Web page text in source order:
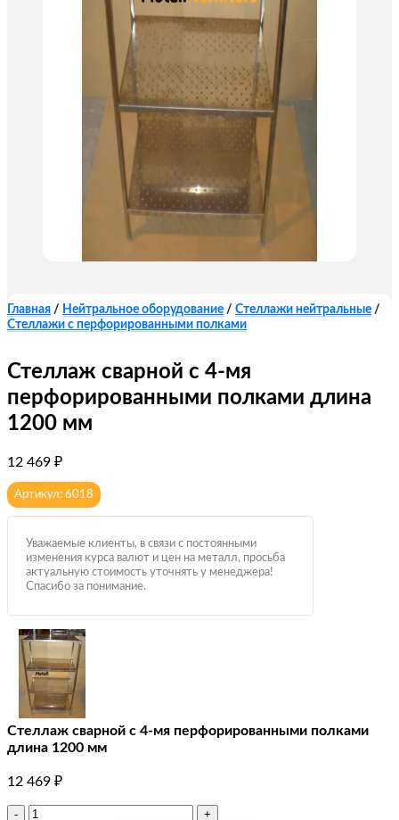
Главная / Нейтральное оборудование / Стеллажи нейтральные /
Стеллажи с перфорированными полками
Стеллаж сварной с 4-мя
перфорированными полками длина
1200 мм
12 469 ₽
Артикул: 6018
Уважаемые клиенты, в связи с постоянными
изменения курса валют и цен на металл, просьба
актуальную стоимость уточнять у менеджера!
Спасибо за понимание.
Стеллаж сварной с 4-мя перфорированными полками
длина 1200 мм
12 469 ₽
Количество